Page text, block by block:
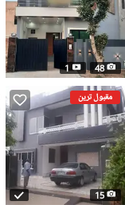
48
1
مقبول ترین
15